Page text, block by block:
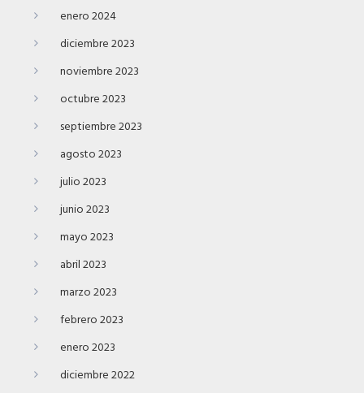
enero 2024
diciembre 2023
noviembre 2023
octubre 2023
septiembre 2023
agosto 2023
julio 2023
junio 2023
mayo 2023
abril 2023
marzo 2023
febrero 2023
enero 2023
diciembre 2022